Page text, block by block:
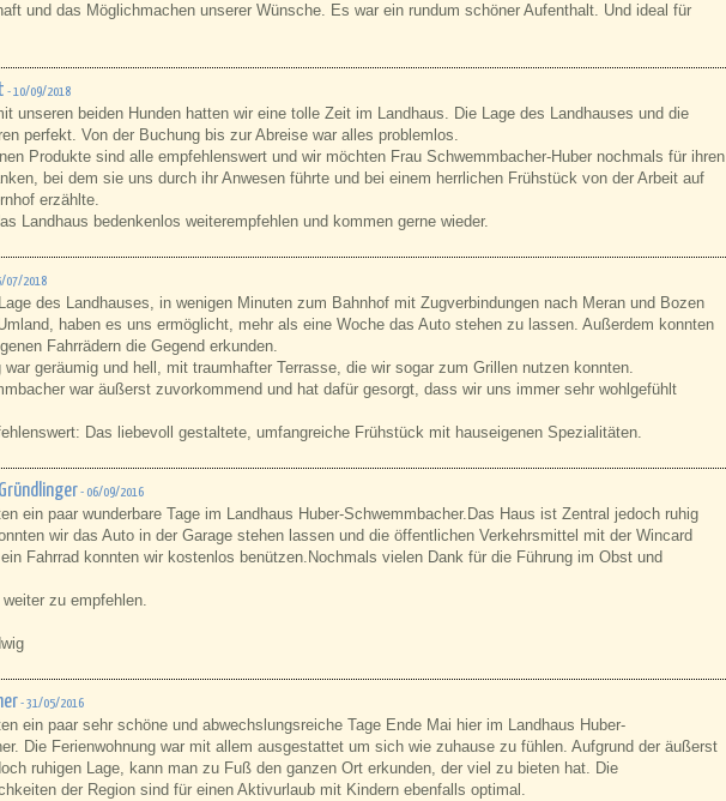
und das Möglichmachen unserer Wünsche. Es war ein rundum schöner Aufenthalt. Und ideal für
- 10/09/2018
unseren beiden Hunden hatten wir eine tolle Zeit im Landhaus. Die Lage des Landhauses und die
perfekt. Von der Buchung bis zur Abreise war alles problemlos.
Produkte sind alle empfehlenswert und wir möchten Frau Schwemmbacher-Huber nochmals für ihren
bei dem sie uns durch ihr Anwesen führte und bei einem herrlichen Frühstück von der Arbeit auf
erzählte.
Landhaus bedenkenlos weiterempfehlen und kommen gerne wieder.
07/2018
des Landhauses, in wenigen Minuten zum Bahnhof mit Zugverbindungen nach Meran und Bozen
haben es uns ermöglicht, mehr als eine Woche das Auto stehen zu lassen. Außerdem konnten
Fahrrädern die Gegend erkunden.
war geräumig und hell, mit traumhafter Terrasse, die wir sogar zum Grillen nutzen konnten.
war äußerst zuvorkommend und hat dafür gesorgt, dass wir uns immer sehr wohlgefühlt
Das liebevoll gestaltete, umfangreiche Frühstück mit hauseigenen Spezialitäten.
- 06/09/2016
ein paar wunderbare Tage im Landhaus Huber-Schwemmbacher.Das Haus ist Zentral jedoch ruhig
wir das Auto in der Garage stehen lassen und die öffentlichen Verkehrsmittel mit der Wincard
Fahrrad konnten wir kostenlos benützen.Nochmals vielen Dank für die Führung im Obst und
zu empfehlen.
- 31/05/2016
ein paar sehr schöne und abwechslungsreiche Tage Ende Mai hier im Landhaus Huber-
Die Ferienwohnung war mit allem ausgestattet um sich wie zuhause zu fühlen. Aufgrund der äußerst
ruhigen Lage, kann man zu Fuß den ganzen Ort erkunden, der viel zu bieten hat. Die
der Region sind für einen Aktivurlaub mit Kindern ebenfalls optimal.